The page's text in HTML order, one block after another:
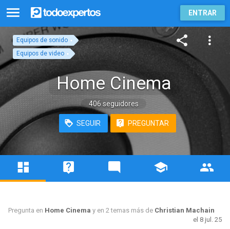
ENTRAR
Equipos de sonido
Equipos de video
Home Cinema
406 seguidores
SEGUIR PREGUNTAR
Pregunta en Home Cinema y en 2 temas más de Christian Machain
el 8 jul. 25